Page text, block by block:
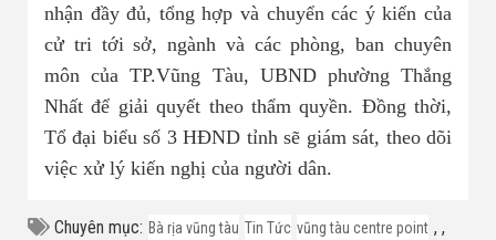
nhận đầy đủ, tổng hợp và chuyển các ý kiến của
cử tri tới sở, ngành và các phòng, ban chuyên
môn của TP.Vũng Tàu, UBND phường Thắng
Nhất để giải quyết theo thẩm quyền. Đồng thời,
Tổ đại biểu số 3 HĐND tỉnh sẽ giám sát, theo dõi
việc xử lý kiến nghị của người dân.
Chuyên mục: Bà rịa vũng tàu ,
Tin Tức ,
vũng tàu centre point